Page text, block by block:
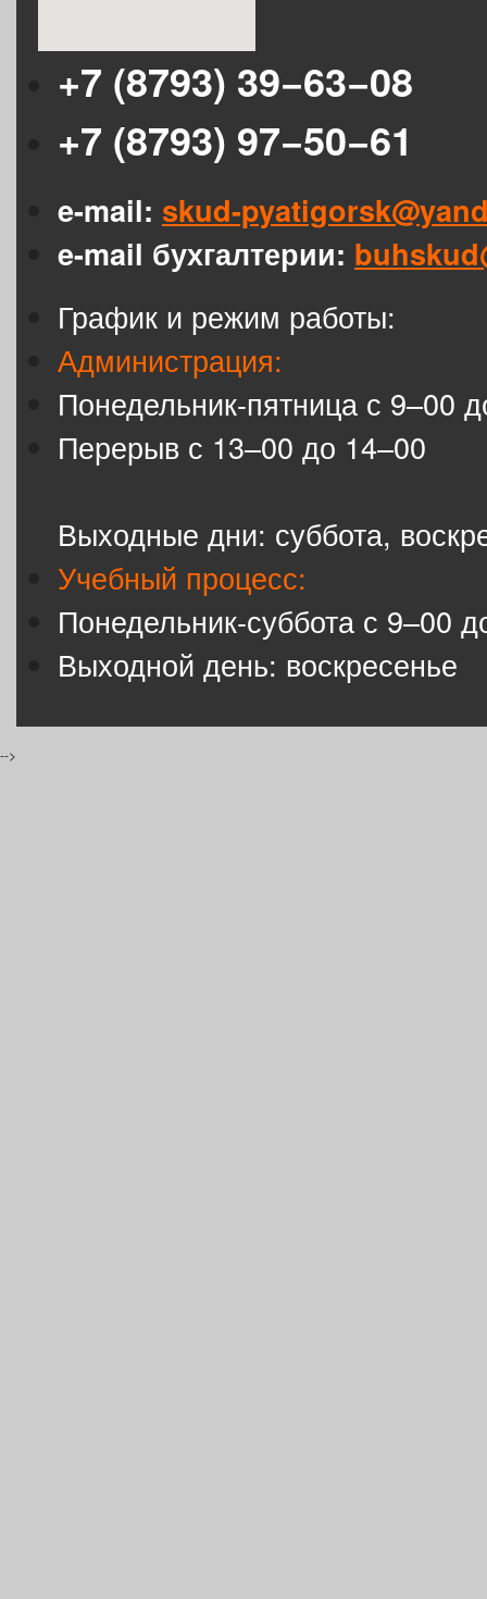
+7 (8793) 39−63−08
+7 (8793) 97−50−61
e-mail: skud-
e-mail бухгалтерии:
График и режим работы:
Администрация:
Понедельник-пятница с 9–00
Перерыв с 13–00 до 14–00
Выходные дни: суббота,
Учебный процесс:
Понедельник-суббота с 9–00
Выходной день: воскресенье
-->